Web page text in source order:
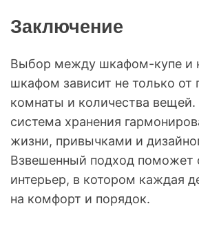
Заключение
Выбор между шкафом-купе и
шкафом зависит не только от
комнаты и количества
система хранения
жизни, привычками и
Взвешенный подход поможет
интерьер, в котором каждая
на комфорт и порядок.